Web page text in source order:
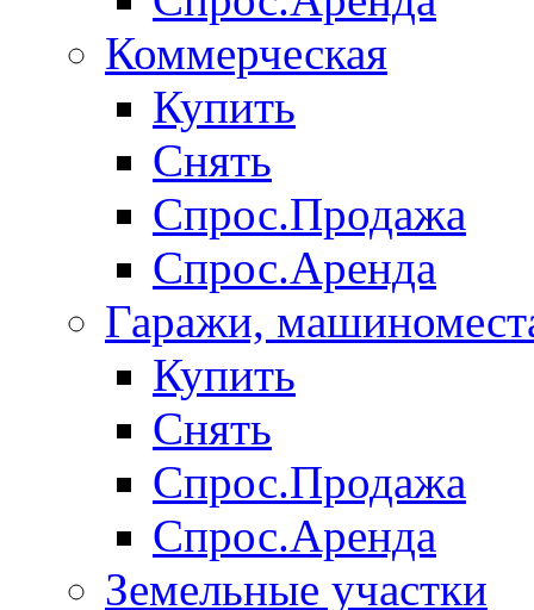
Коммерческая
Купить
Снять
Спрос.Продажа
Спрос.Аренда
Гаражи,
Купить
Снять
Спрос.Продажа
Спрос.Аренда
Земельные участки